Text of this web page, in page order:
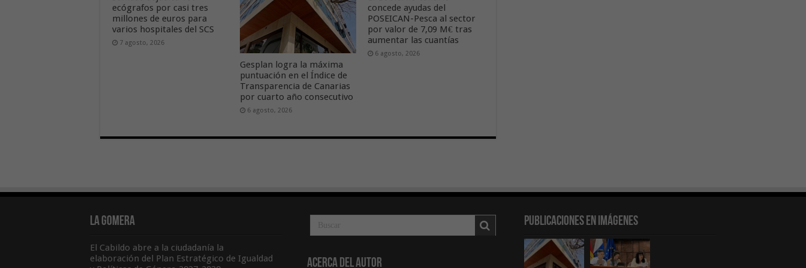
ecógrafos por casi tres
millones de euros para
varios hospitales del SCS
7 agosto, 2026
Gesplan logra la máxima
puntuación en el Índice de
Transparencia de Canarias
por cuarto año consecutivo
6 agosto, 2026
concede ayudas del
POSEICAN-Pesca al sector
por valor de 7,09 M€ tras
aumentar las cuantías
6 agosto, 2026
La Gomera
El Cabildo abre a la ciudadanía la
elaboración del Plan Estratégico de Igualdad
Acerca del Autor
Publicaciones en Imágenes